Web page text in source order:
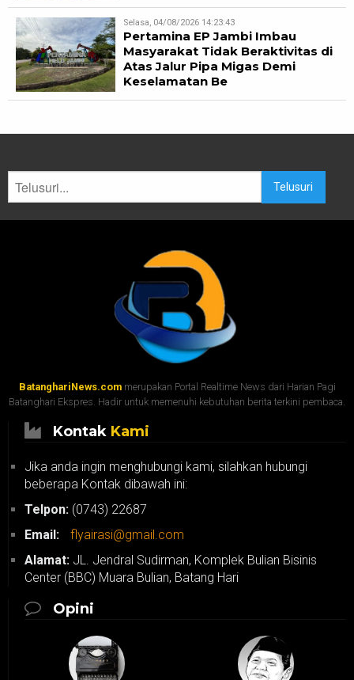
Selasa, 04/08/2026 14:23:43
Pertamina EP Jambi Imbau
Masyarakat Tidak Beraktivitas di
Atas Jalur Pipa Migas Demi
Keselamatan Be
Telusuri
BatanghariNews.commerupakan Portal Realtime News dari Harian Pagi
Batanghari Ekspres. Hadir untuk memenuhi kebutuhan berita terkini pembaca.
Kontak Kami
Jika anda ingin menghubungi kami, silahkan hubungi
beberapa Kontak dibawah ini:
Telpon: (0743) 22687
Email:
flyairasi@gmail.com
Alamat: JL. Jendral Sudirman, Komplek Bulian Bisinis
Center (BBC) Muara Bulian, Batang Hari
Opini